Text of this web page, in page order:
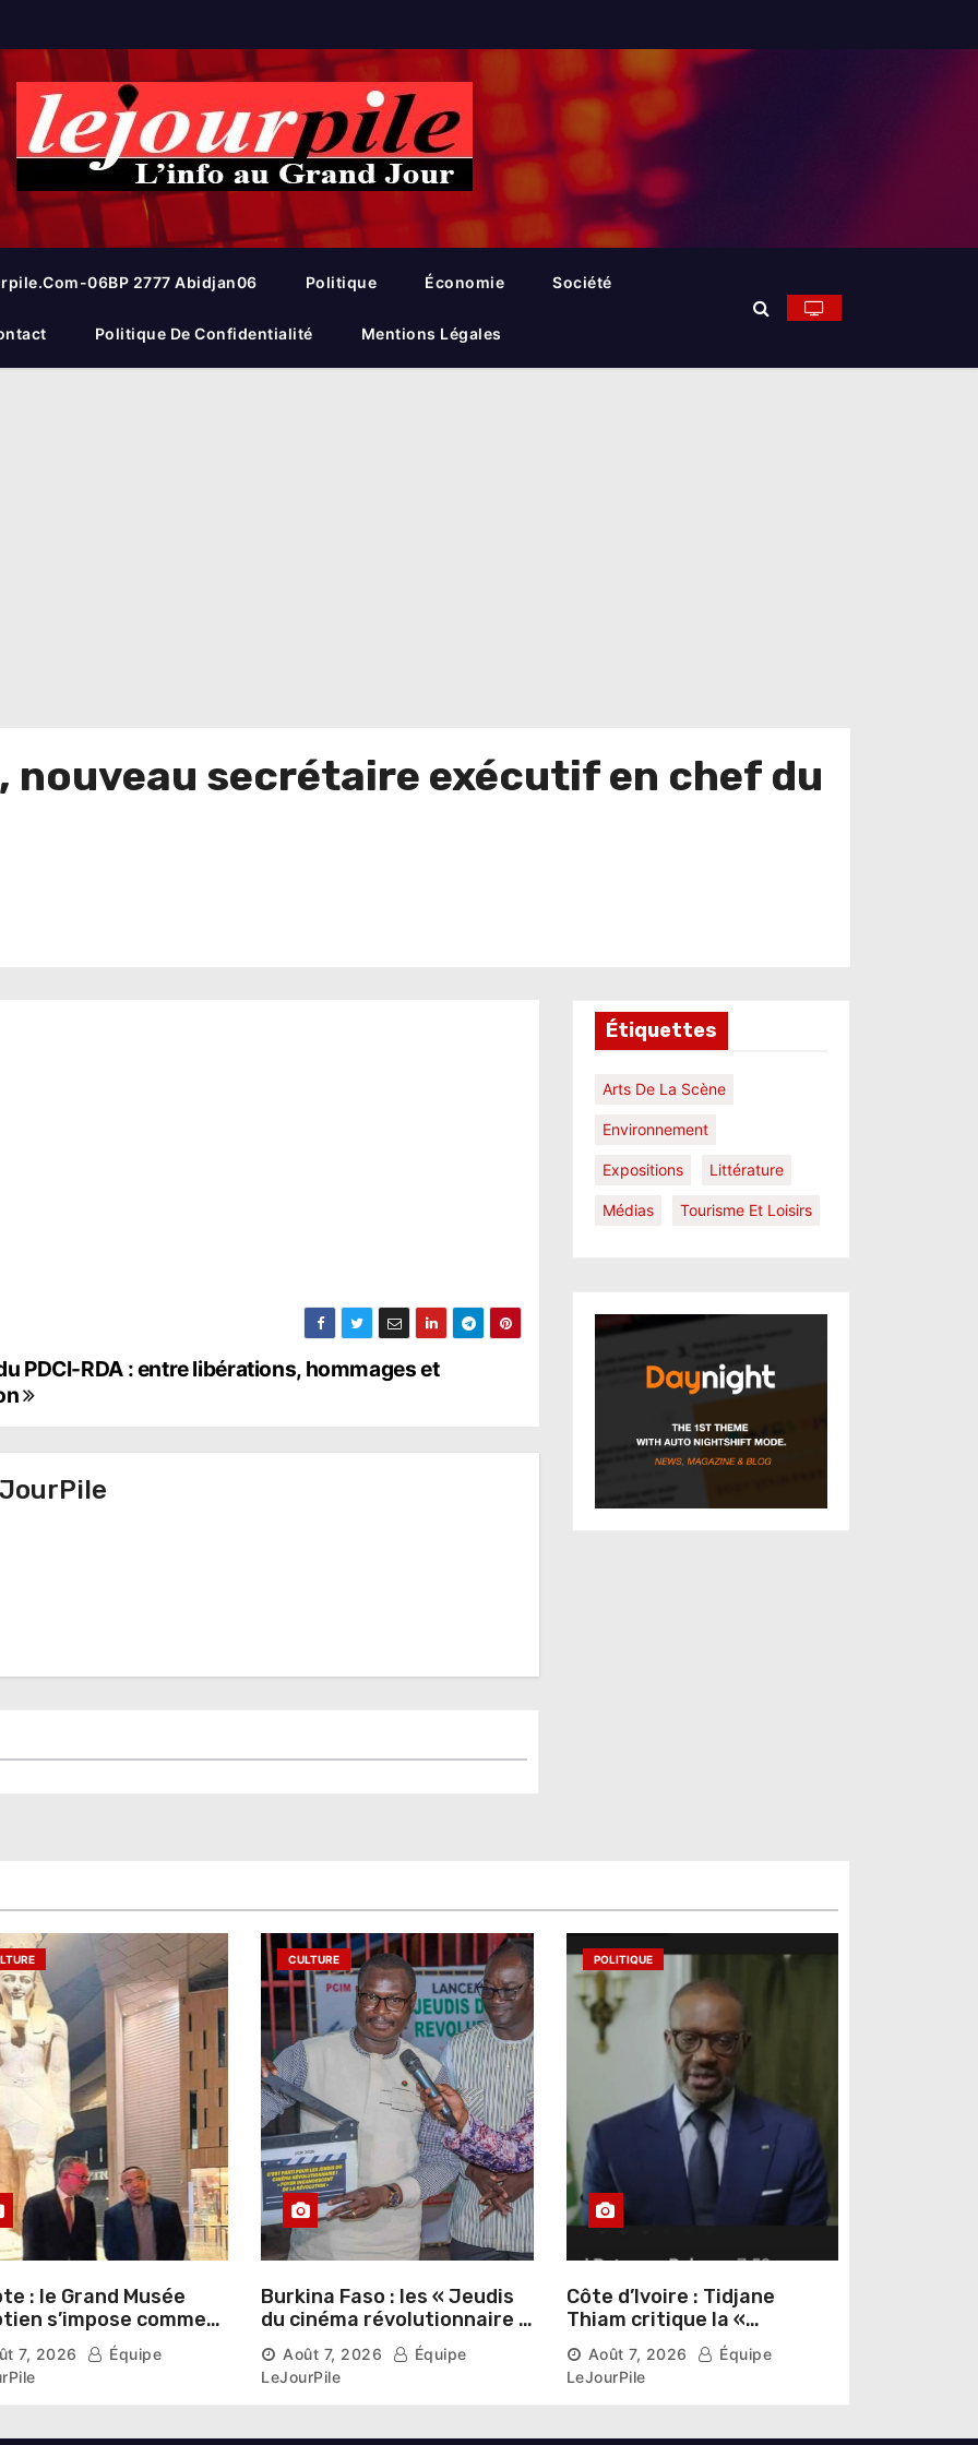
06BP 2777 Abidjan06 Politique Économie Société
Politique De Confidentialité Mentions Légales
nouveau secrétaire exécutif en chef du
PDCI-RDA : entre libérations, hommages et
Étiquettes
Arts De La Scène
Environnement
Expositions Littérature
Médias Tourisme Et Loisirs
: le Grand Musée
s’impose comme
du patrimoine
auprès des
étrangers
7, 2026
Équipe
CULTURE
Burkina Faso : les « Jeudis
du cinéma révolutionnaire »
lancés au Mémorial Thomas
Sankara
Août 7, 2026
Équipe
LeJourPile
POLITIQUE
Côte d’Ivoire : Tidjane
Thiam critique la «
judiciarisation » de la
politique et appelle à
poursuivre l’apaisement
Août 7, 2026
Équipe
LeJourPile